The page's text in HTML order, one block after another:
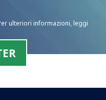
ulteriori informazioni, leggi